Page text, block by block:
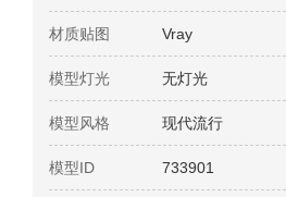
材质贴图 Vray
模型灯光 无灯光
模型风格 现代流行
模型ID 733901